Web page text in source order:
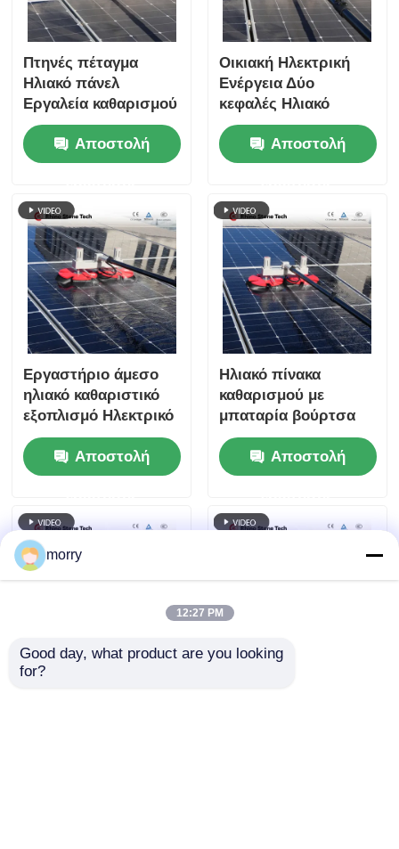
Πτηνές πέταγμα
Ηλιακό πάνελ
Εργαλεία καθαρισμού
Εγγυητό μηχάνημα
καθαρισμού Βούρτσα
τροφοδοσίας νερού
Αποστολή
Οικιακή Ηλεκτρική
Ενέργεια Δύο
κεφαλές Ηλιακό
Πίνακα Καθαριστικό
Βούρτσα
Φωτοβολταϊκή
τηλεσκοπικό ραβδί
που περνά το νερό
Αποστολή
Εργαστήριο άμεσο
ηλιακό καθαριστικό
εξοπλισμό Ηλεκτρικό
φωτοβολταϊκό πίνακα
καθαριστικό βούρτσα
διπλής κεφαλής
καθαριστικό βούρτσα
με τηλεσκοπικό ραβδί
Αποστολή
Ηλιακό πίνακα
καθαρισμού με
μπαταρία βούρτσα
με νερό
τηλεσκοπικός πόλος
Ηλιακό καθαριστικό
Αποστολή
morry
12:27 PM
Good day, what product are you looking
for?